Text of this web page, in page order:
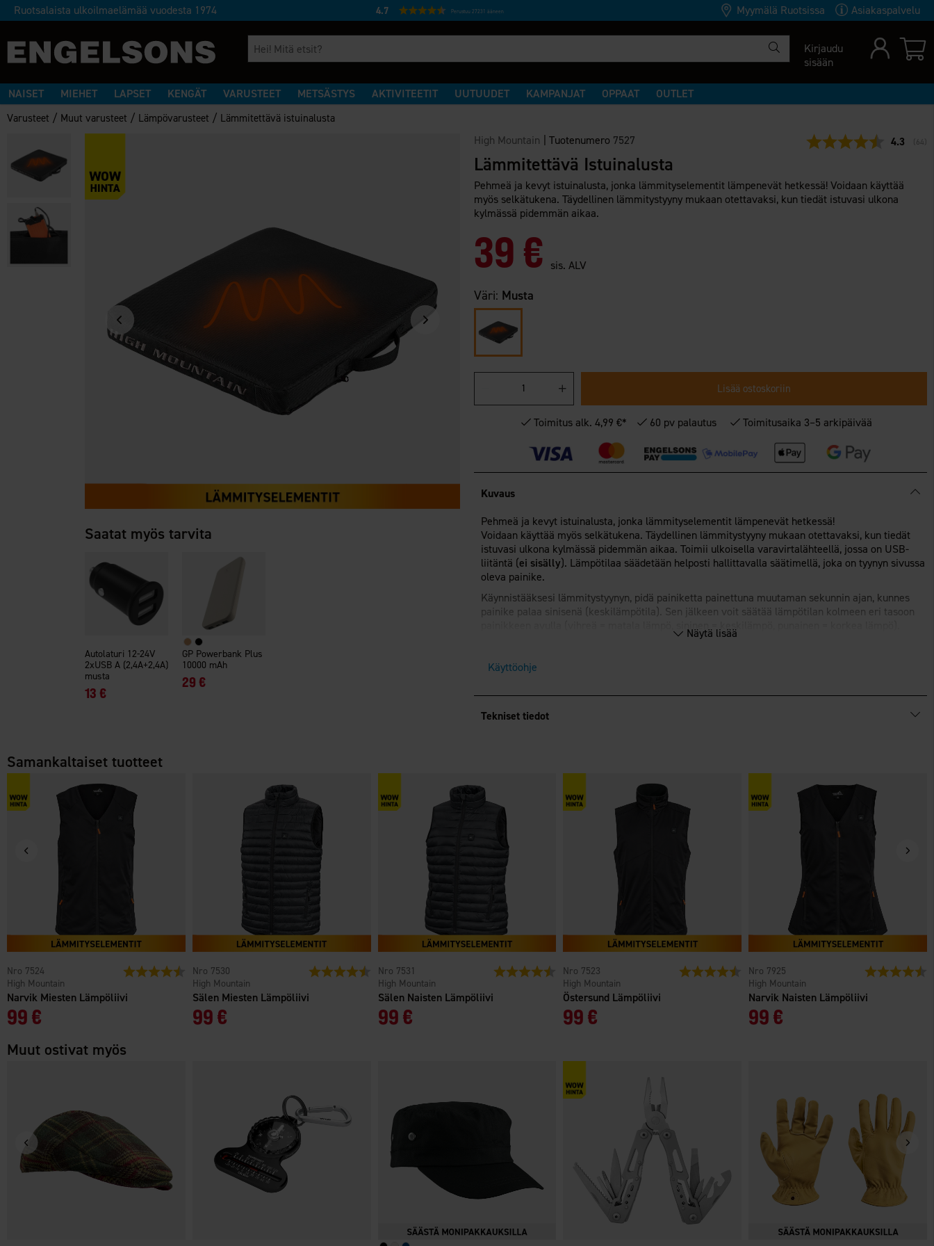
Ruotsalaista ulkoilmaelämää vuodesta 1974 4.7 Perustuu 27231 ääneen Myymälä Ruotsissa Asiakaspalvelu
Kirjaudu
sisään
NAISET MIEHET LAPSET KENGÄT VARUSTEET METSÄSTYS AKTIVITEETIT UUTUUDET KAMPANJAT OPPAAT OUTLET
Varusteet / Muut varusteet / Lämpövarusteet / Lämmitettävä istuinalusta
Saatat myös tarvita
Autolaturi 12-24V
2xUSB A (2,4A+2,4A)
musta
13 €
GP Powerbank Plus
10000 mAh
29 €
High Mountain |Tuotenumero 7527 4.3 (64
Lämmitettävä Istuinalusta
Pehmeä ja kevyt istuinalusta, jonka lämmityselementit lämpenevät hetkessä! Voidaan käyttää
myös selkätukena. Täydellinen lämmitystyyny mukaan otettavaksi, kun tiedät istuvasi ulkona
kylmässä pidemmän aikaa.
39 € sis. ALV
Väri: Musta
Lisää ostoskoriin
Toimitus alk. 4,99 €* 60 pv palautus Toimitusaika 3–5 arkipäivää
Kuvaus
Pehmeä ja kevyt istuinalusta, jonka lämmityselementit lämpenevät hetkessä!
Voidaan käyttää myös selkätukena. Täydellinen lämmitystyyny mukaan otettavaksi, kun tiedät
istuvasi ulkona kylmässä pidemmän aikaa. Toimii ulkoisella varavirtalähteellä, jossa on USB-
liitäntä (ei sisälly). Lämpötilaa säädetään helposti hallittavalla säätimellä, joka on tyynyn sivussa
oleva painike.
Käynnistääksesi lämmitystyynyn, pidä painiketta painettuna muutaman sekunnin ajan, kunnes
painike palaa sinisenä (keskilämpötila). Sen jälkeen voit säätää lämpötilan kolmeen eri tasoon
Syttyvä valo sammuu hetken kuluttua. Sammuttaaksesi tyynyn; Paina painiketta niin, että se
Kestävä, vettähylkivä kangas. Täytteenä vaahtomuovi. Käyttöohje mukana.
Istuinalustan tasku varavirtalähteelle on 16x14 cm.
Lämpötila
Varavirtalähde
Keskilämpö
Korkea
Vihreä valo • Matala lämpö
Sininen valo • Keskilämpö
Punainen valo • Korkea lämpö
Näytä lisää
Käyttöohje
Tekniset tiedot
Samankaltaiset tuotteet
Narvik Miesten Lämpöliivi
High Mountain
7524
99 €
Arvio: 4.3 5:sta tähdestä
Sälen Miesten Lämpöliivi
High Mountain
7530
99 €
Arvio: 4.5 5:sta tähdestä
Sälen Naisten Lämpöliivi
High Mountain
7531
99 €
Arvio: 4.5 5:sta tähdestä
Östersund Lämpöliivi
High Mountain
7523
99 €
Arvio: 4.3 5:sta tähdestä
Narvik Naisten Lämpöliivi
High Mountain
7925
99 €
Arvio:
Muut ostivat myös